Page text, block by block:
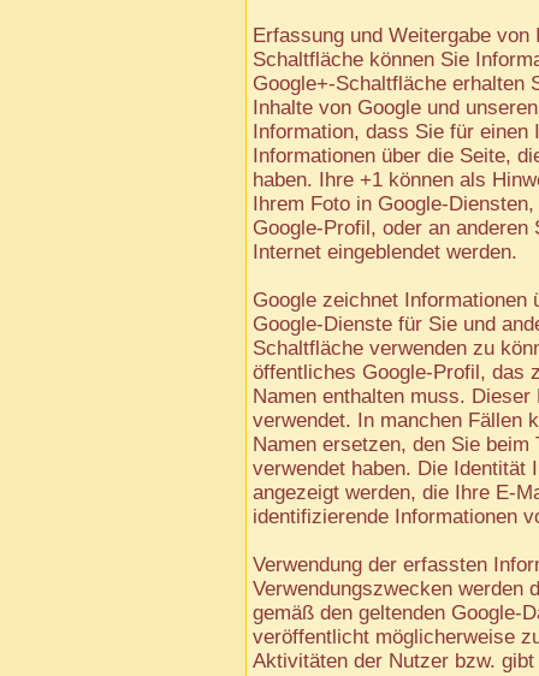
Erfassung und Weitergabe
Schaltfläche können Sie
Google+-Schaltfläche erhalten
Inhalte von Google und
Information, dass Sie für einen
Informationen über die Seite,
haben. Ihre +1 können als
Ihrem Foto in Google-
Google-Profil, oder an
Internet eingeblendet werden.
Google zeichnet
Google-Dienste für Sie und
Schaltfläche verwenden zu
öffentliches Google-Profil, das
Namen enthalten muss.
verwendet. In manchen Fällen
Namen ersetzen, den Sie beim
verwendet haben. Die Identität
angezeigt werden, die Ihre E-
identifizierende Informationen
Verwendung der erfassten
Verwendungszwecken werden
gemäß den geltenden Google-
veröffentlicht möglicherweise
Aktivitäten der Nutzer bzw.